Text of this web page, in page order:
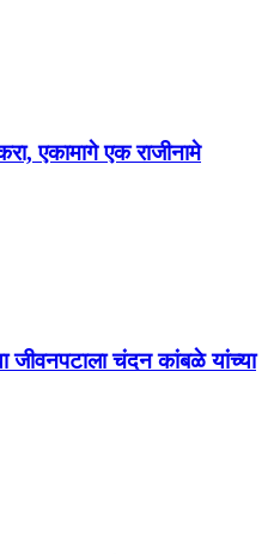
एकामागे एक राजीनामे
जीवनपटाला चंदन कांबळे यांच्या